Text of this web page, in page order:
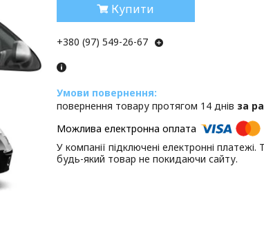
Купити
+380 (97) 549-26-67
повернення товару протягом 14 днів за
У компанії підключені електронні
будь-який товар не покидаючи сайту.